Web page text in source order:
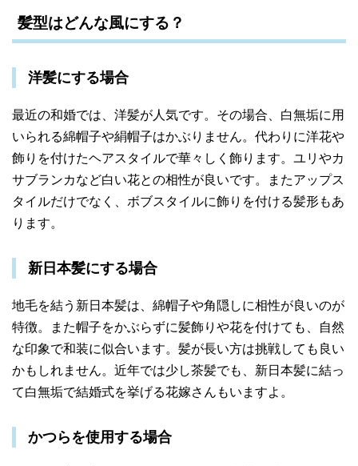
髪型はどんな風にする？
洋髪にする場合
最近の和婚では、洋髪が人気です。その場合、白無垢に用
いられる綿帽子や絹帽子はかぶりません。代わりに洋花や
飾りを付けたヘアスタイルで華々しく飾ります。ユリやカ
サブランカなど白い花との相性が良いです。またアップス
タイルだけでなく、ボブスタイルに飾りを付ける髪形もあ
ります。
新日本髪にする場合
地毛を結う新日本髪は、綿帽子や角隠しに相性が良いのが
特徴。また帽子をかぶらずに髪飾りや花を付けても、自然
な印象で和装に似合います。 髪が長い方は挑戦しても良い
かもしれません。近年では少し茶髪でも、新日本髪に結っ
て白無垢で結婚式を挙げる花嫁さんもいますよ。
かつらを使用する場合